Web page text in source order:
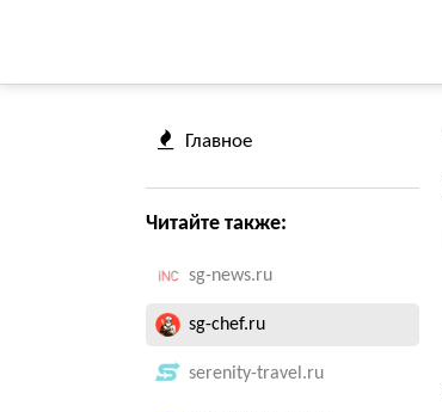
Главное
Читайте также:
sg-news.ru
sg-chef.ru
serenity-travel.ru